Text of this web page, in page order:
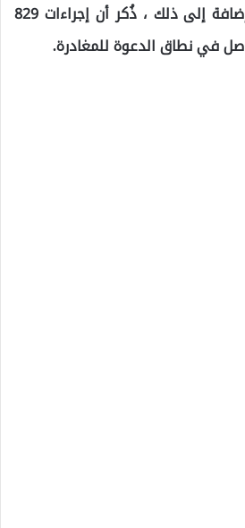
من جنسيات أخرى. وبالإضافة إلى ذلك ، ذُكر أن إجراءات 829
في نطاق الدعوة للمغادرة.